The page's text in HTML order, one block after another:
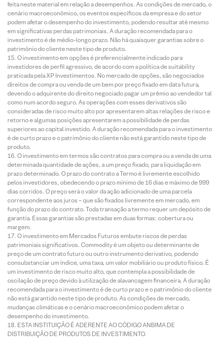
feita neste material em relação a desempenhos. As condições de mercado, o
cenário macroeconômico, os eventos específicos da empresa e do setor
podem afetar o desempenho do investimento, podendo resultar até mesmo
em significativas perdas patrimoniais. A duração recomendada para o
investimento é de médio-longo prazo. Não há quaisquer garantias sobre o
patrimônio do cliente neste tipo de produto.
O investimento em opções é preferencialmente indicado para
investidores de perfil agressivo, de acordo com a política de suitability
praticada pela XP Investimentos. No mercado de opções, são negociados
direitos de compra ou venda de um bem por preço fixado em data futura,
devendo o adquirente do direito negociado pagar um prêmio ao vendedor tal
como num acordo seguro. As operações com esses derivativos são
consideradas de risco muito alto por apresentarem altas relações de risco e
retorno e algumas posições apresentarem a possibilidade de perdas
superiores ao capital investido. A duração recomendada para o investimento
é de curto prazo e o patrimônio do cliente não está garantido neste tipo de
produto.
O investimento em termos são contratos para compra ou a venda de uma
determinada quantidade de ações, a um preço fixado, para liquidação em
prazo determinado. O prazo do contrato a Termo é livremente escolhido
pelos investidores, obedecendo o prazo mínimo de 16 dias e máximo de 999
dias corridos. O preço será o valor da ação adicionado de uma parcela
correspondente aos juros – que são fixados livremente em mercado, em
função do prazo do contrato. Toda transação a termo requer um depósito de
garantia. Essas garantias são prestadas em duas formas: cobertura ou
margem.
O investimento em Mercados Futuros embute riscos de perdas
patrimoniais significativos. Commodity é um objeto ou determinante de
preço de um contrato futuro ou outro instrumento derivativo, podendo
consubstanciar um índice, uma taxa, um valor mobiliário ou produto físico. É
um investimento de risco muito alto, que contempla a possibilidade de
oscilação de preço devido à utilização de alavancagem financeira. A duração
recomendada para o investimento é de curto prazo e o patrimônio do cliente
não está garantido neste tipo de produto. As condições de mercado,
mudanças climáticas e o cenário macroeconômico podem afetar o
desempenho do investimento.
ESTA INSTITUIÇÃO É ADERENTE AO CÓDIGO ANBIMA DE
DISTRIBUIÇÃO DE PRODUTOS DE INVESTIMENTO.